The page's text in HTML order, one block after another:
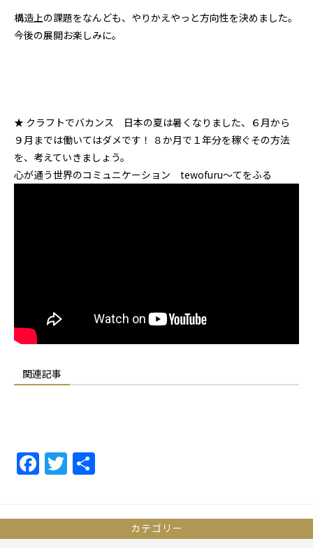
構造上の課題をなんども、やりかえやっと方向性を決めました。
今後の展開お楽しみに。
★ クラフトでバカンス 日本の夏は暑くなりました、６月から
９月までは働いてはダメです！ ８か月で１年分を稼ぐその方法
を、考えていきましょう。
心が通う世界のコミュニケーション tewofuru～てをふる
関連記事
F
e
T
er カテゴリー